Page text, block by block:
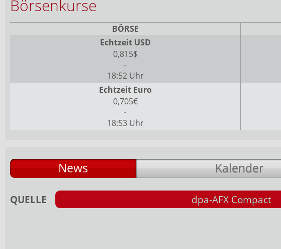
Börsenkurse
BÖRSE
Echtzeit USD
0,815$
-
18:52 Uhr
Echtzeit Euro
0,705€
-
18:53 Uhr
News Kalender
QUELLE dpa-AFX Compact